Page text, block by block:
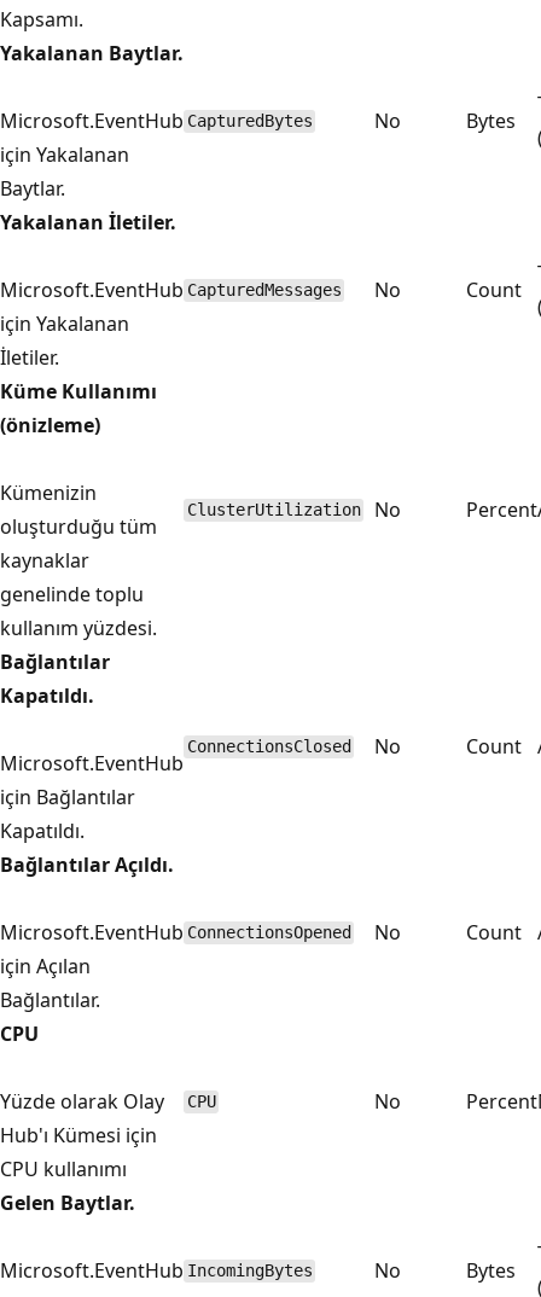
Kapsamı.
Yakalanan Baytlar.
Microsoft.EventHub
için Yakalanan
Baytlar.
CapturedBytes No Bytes
Yakalanan İletiler.
Microsoft.EventHub
için Yakalanan
İletiler.
CapturedMessages No Count
Küme Kullanımı
(önizleme)
Kümenizin
oluşturduğu tüm
kaynaklar
genelinde toplu
kullanım yüzdesi.
ClusterUtilization No Percent
Bağlantılar
Kapatıldı.
Microsoft.EventHub
için Bağlantılar
Kapatıldı.
ConnectionsClosed No Count
Bağlantılar Açıldı.
Microsoft.EventHub
için Açılan
Bağlantılar.
ConnectionsOpened No Count
CPU
Yüzde olarak Olay
Hub'ı Kümesi için
CPU kullanımı
CPU No Percent
Gelen Baytlar.
Microsoft.EventHub IncomingBytes No Bytes